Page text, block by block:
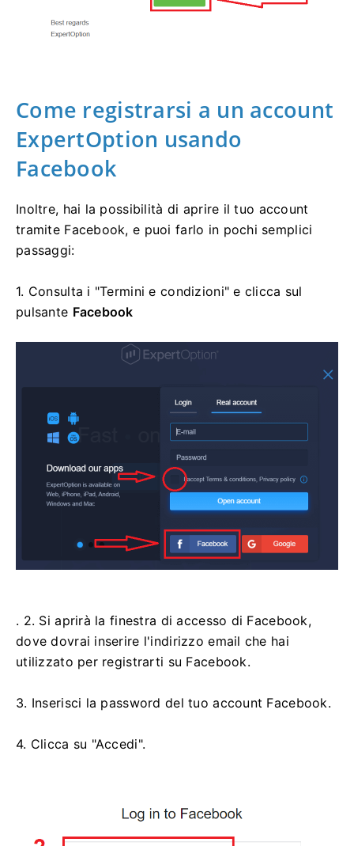
Come registrarsi a un account
ExpertOption usando
Facebook
Inoltre, hai la possibilità di aprire il tuo account
tramite Facebook, e puoi farlo in pochi semplici
passaggi:
1. Consulta i "Termini e condizioni" e clicca sul
pulsante Facebook
. 2. Si aprirà la finestra di accesso di Facebook,
dove dovrai inserire l'indirizzo email che hai
utilizzato per registrarti su Facebook.
3. Inserisci la password del tuo account Facebook.
4. Clicca su "Accedi".